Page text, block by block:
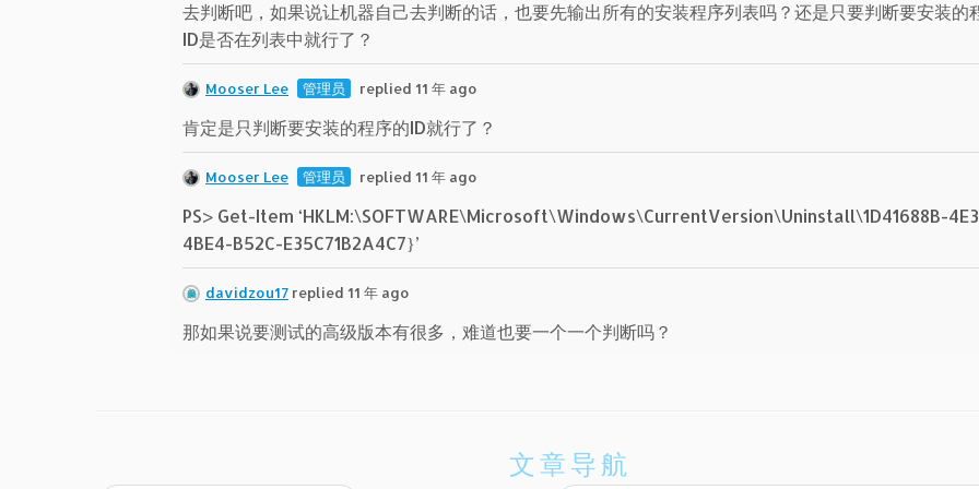
去判断吧，如果说让机器自己去判断的话，也要先输出所有的安装程序列表吗？还是只要判断要安装的
ID是否在列表中就行了？
Mooser Lee 管理员 replied 11 年 ago
肯定是只判断要安装的程序的ID就行了？
Mooser Lee 管理员 replied 11 年 ago
PS> Get-Item ‘HKLM:\SOFTWARE\Microsoft\Windows\CurrentVersion\Uninstall\1D41688B-
4BE4-B52C-E35C71B2A4C7}’
davidzou17 replied 11 年 ago
那如果说要测试的高级版本有很多，难道也要一个一个判断吗？
文章导航